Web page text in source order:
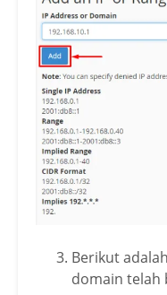
Berikut
domain telah